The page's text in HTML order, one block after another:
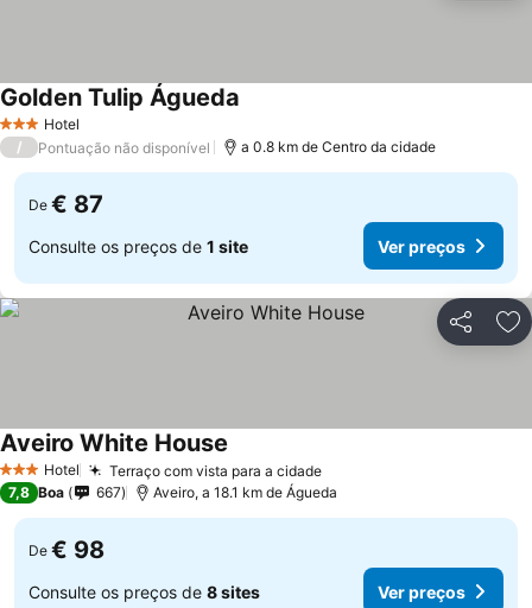
3 EstrelasHotel
Golden Tulip Águeda
/ Pontuação não disponível a 0.8 km de Centro da cidade
De € 87
Consulte os preços de 1 site Ver preços
Partilhar
3 EstrelasHotel Terraço com vista para a cidade
Aveiro White House
7,8 Boa 667 Aveiro, a 18.1 km de Águeda
De € 98
Consulte os preços de 8 sites Ver preços